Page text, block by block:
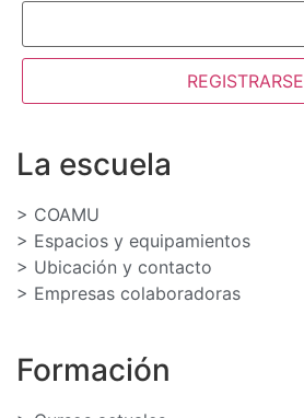
REGISTRARSE
La escuela
> COAMU
> Espacios y equipamientos
> Ubicación y contacto
> Empresas colaboradoras
Formación